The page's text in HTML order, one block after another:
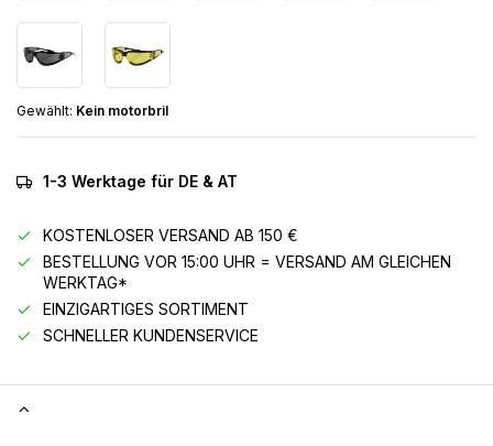
Gewählt: Kein motorbril
1-3 Werktage für DE & AT
KOSTENLOSER VERSAND AB 150 €
BESTELLUNG VOR 15:00 UHR = VERSAND AM GLEICHEN
WERKTAG*
EINZIGARTIGES SORTIMENT
SCHNELLER KUNDENSERVICE